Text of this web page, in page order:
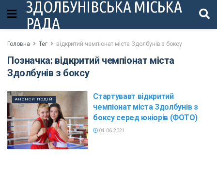
ЗДОЛБУНІВСЬКА МІСЬКА
РАДА
Головна Тег відкритий чемпіонат міста Здолбунів з боксу
Позначка: відкритий чемпіонат міста
Здолбунів з боксу
АНОНСИ ПОДІЙ
Стартувавт відкритий
чемпіонат міста Здолбунів з
боксу серед юніорів (ФОТО)
04.06.2021